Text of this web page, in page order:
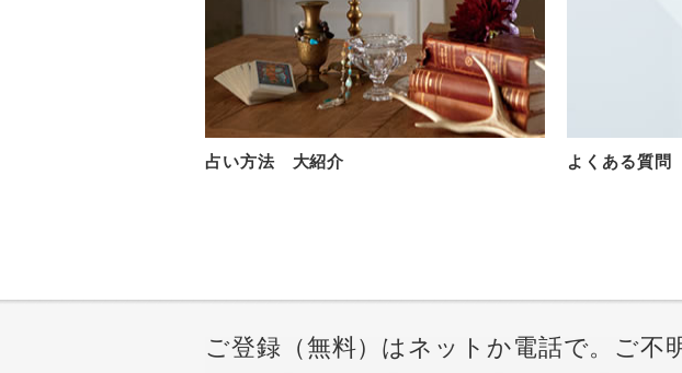
占い方法 大紹介 よくある質問
ご登録（無料）はネットか電話で。ご不